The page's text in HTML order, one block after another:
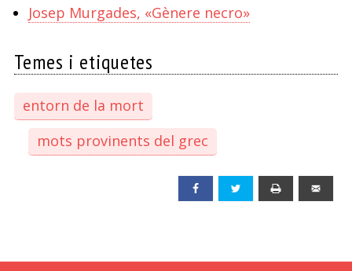
Josep Murgades, «Gènere necro»
Temes i etiquetes
entorn de la mort
mots provinents del grec
Facebook Twitter